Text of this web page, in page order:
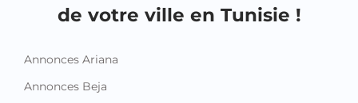
de votre ville en Tunisie !
Annonces Ariana
Annonces Beja